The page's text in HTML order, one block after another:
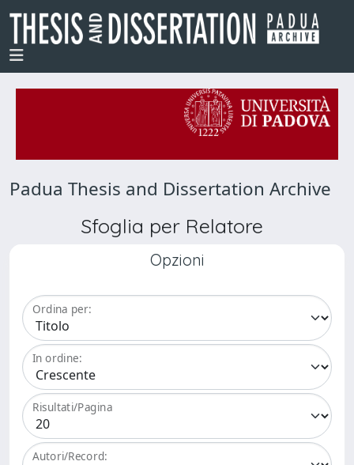
Padua Thesis and Dissertation Archive
Sfoglia per Relatore
Opzioni
Ordina per:
In ordine:
Risultati/Pagina
Autori/Record: